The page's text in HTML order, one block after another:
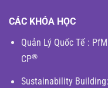
CÁC KHÓA HỌC
Quản Lý Quốc Tế:
CP®
Sustainability Building: